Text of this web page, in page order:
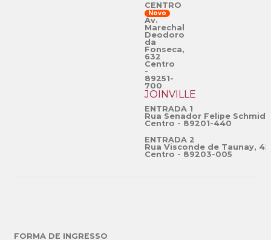
CENTRO
Novo
Av.
Marechal
Deodoro
da
Fonseca,
632
Centro
-
89251-
700
JOINVILLE
ENTRADA 1
Rua Senador Felipe
Centro - 89201-440
ENTRADA 2
Rua Visconde de Taunay,
Centro - 89203-005
FORMA DE INGRESSO